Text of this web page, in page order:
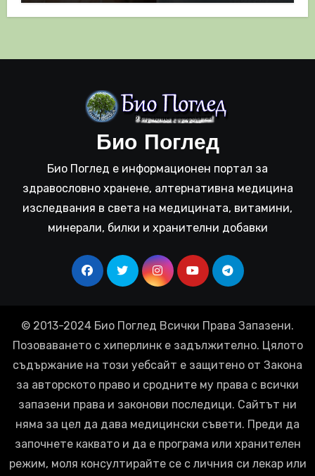
Био Поглед
Био Поглед е информационен портал за
здравословно хранене, алтернативна медицина
изследвания в света на медицината, витамини,
минерали, билки и хранителни добавки
© 2013-2024 Био Поглед Всички Права Запазени.
Позоваването с хиперлинк е задължително. Цялото
съдържание на този уебсайт е защитено от Закона
за авторското право и сродните му права с всички
запазени права и законови последици. Сайтът ни
няма за цел да дава медицински съвети. Преди да
започнете каквато и да е програма или хранителен
режим, моля консултирайте се с личния си лекар или